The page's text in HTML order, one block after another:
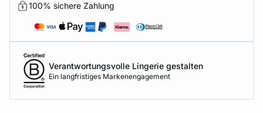
100% sichere Zahlung
Verantwortungsvolle Lingerie gestalten
Ein langfristiges Markenengagement